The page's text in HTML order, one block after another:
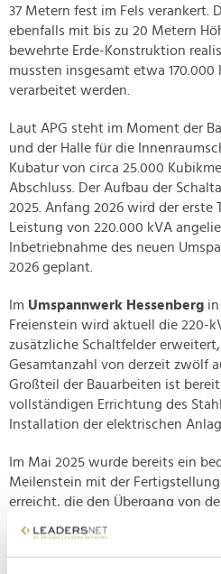
37 Metern fest im Fels verankert.
ebenfalls mit bis zu 20 Metern
bewehrte Erde-Konstruktion
mussten insgesamt etwa
verarbeitet werden.
Laut APG steht im Moment der
und der Halle für die
Kubatur von circa 25.000
Abschluss. Der Aufbau der
2025. Anfang 2026 wird der erste
Leistung von 220.000 kVA
Inbetriebnahme des neuen
2026 geplant.
Im Umspannwerk Hessenberg
Freienstein wird aktuell die 220-
zusätzliche Schaltfelder
Gesamtanzahl von derzeit zwölf
Großteil der Bauarbeiten ist
vollständigen Errichtung des
Installation der elektrischen
Im Mai 2025 wurde bereits ein
Meilenstein mit der
erreicht, die den Übergang von
Umspannwerk ermöglichen. Die
erweiterten Schaltanlage ist für
vorgesehen. Parallel zu den